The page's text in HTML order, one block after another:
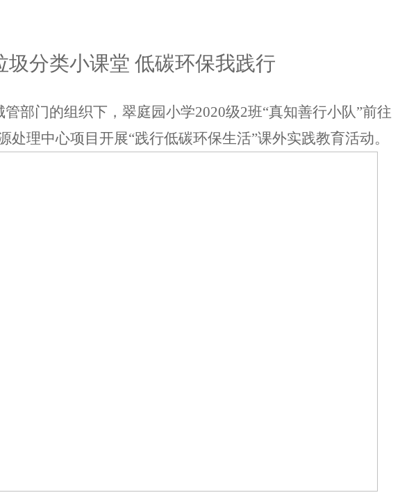
圾分类小课堂 低碳环保我践行
管部门的组织下，翠庭园小学2020级2班“真知善行小队”前往
处理中心项目开展“践行低碳环保生活”课外实践教育活动。